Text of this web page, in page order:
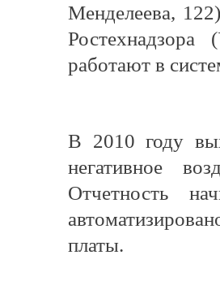
Менделеева,
работают в
В 2010 году
негативное
Отчетность
платы.